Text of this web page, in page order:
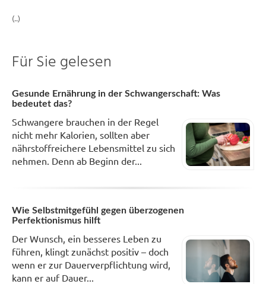
(..)
Für Sie gelesen
Gesunde Ernährung in der Schwangerschaft: Was
bedeutet das?
Schwangere brauchen in der Regel
nicht mehr Kalorien, sollten aber
nährstoffreichere Lebensmittel zu sich
nehmen. Denn ab Beginn der...
Wie Selbstmitgefühl gegen überzogenen
Perfektionismus hilft
Der Wunsch, ein besseres Leben zu
führen, klingt zunächst positiv – doch
wenn er zur Dauerverpflichtung wird,
kann er auf Dauer...